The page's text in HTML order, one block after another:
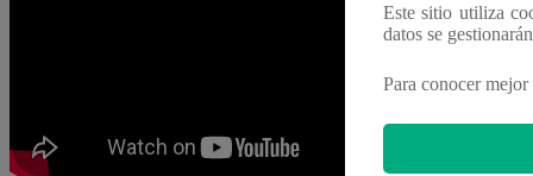
Este sitio utiliza
datos se
Para conocer